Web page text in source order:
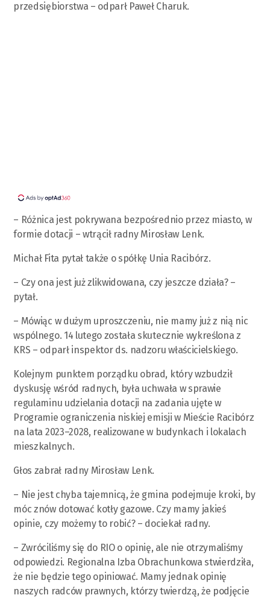
przedsiębiorstwa – odparł Paweł Charuk.
– Różnica jest pokrywana bezpośrednio przez miasto, w
formie dotacji – wtrącił radny Mirosław Lenk.
Michał Fita pytał także o spółkę Unia Racibórz.
– Czy ona jest już zlikwidowana, czy jeszcze działa? –
pytał.
– Mówiąc w dużym uproszczeniu, nie mamy już z nią nic
wspólnego. 14 lutego została skutecznie wykreślona z
KRS – odparł inspektor ds. nadzoru właścicielskiego.
Kolejnym punktem porządku obrad, który wzbudził
dyskusję wśród radnych, była uchwała w sprawie
regulaminu udzielania dotacji na zadania ujęte w
Programie ograniczenia niskiej emisji w Mieście Racibórz
na lata 2023–2028, realizowane w budynkach i lokalach
mieszkalnych.
Głos zabrał radny Mirosław Lenk.
– Nie jest chyba tajemnicą, że gmina podejmuje kroki, by
móc znów dotować kotły gazowe. Czy mamy jakieś
opinie, czy możemy to robić? – dociekał radny.
– Zwróciliśmy się do RIO o opinię, ale nie otrzymaliśmy
odpowiedzi. Regionalna Izba Obrachunkowa stwierdziła,
że nie będzie tego opiniować. Mamy jednak opinię
naszych radców prawnych, którzy twierdzą, że podjęcie